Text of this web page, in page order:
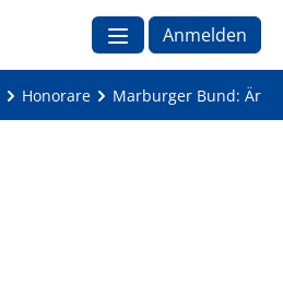
Anmelden
Honorare Marburger Bund: